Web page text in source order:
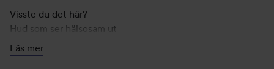
Visste du det här?
Hud som ser hälsosam ut
Hudens primära funktion är att verka som en skyddsbarriär
mot yttre påfrestningar, minimera fuktförlust från kroppen
Läs mer